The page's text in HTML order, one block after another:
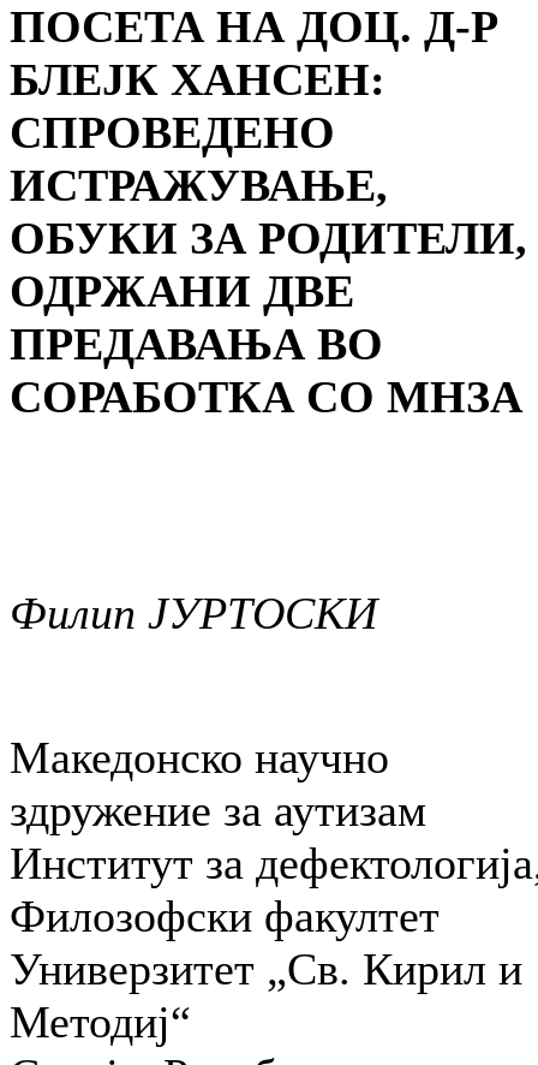
ПОСЕТА НА ДОЦ. Д-Р
БЛЕЈК ХАНСЕН:
СПРОВЕДЕНО
ИСТРАЖУВАЊЕ,
ОБУКИ ЗА РОДИТЕЛИ,
ОДРЖАНИ ДВЕ
ПРЕДАВАЊА ВО
СОРАБОТКА СО МНЗА
Филип ЈУРТОСКИ
Македонско научно
здружение за аутизам
Институт за
Филозофски факултет
Универзитет „Св. Кирил и
Методиј“